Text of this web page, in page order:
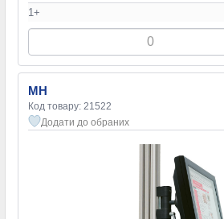
1+
MH
Код товару: 21522
Додати до обраних